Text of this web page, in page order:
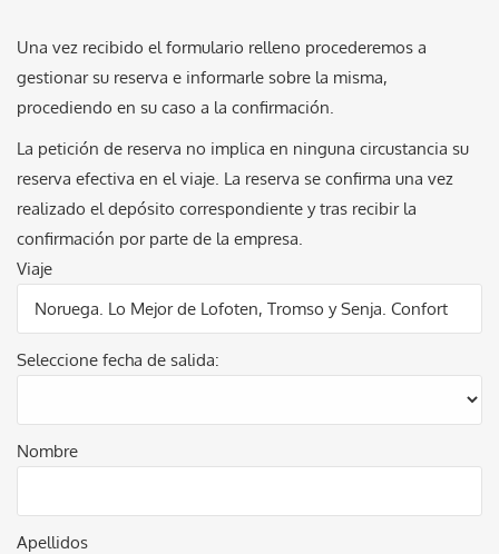
Una vez recibido el formulario relleno procederemos a
gestionar su reserva e informarle sobre la misma,
procediendo en su caso a la confirmación.
La petición de reserva no implica en ninguna circustancia su
reserva efectiva en el viaje. La reserva se confirma una vez
realizado el depósito correspondiente y tras recibir la
confirmación por parte de la empresa.
Viaje
Seleccione fecha de salida:
Nombre
Apellidos